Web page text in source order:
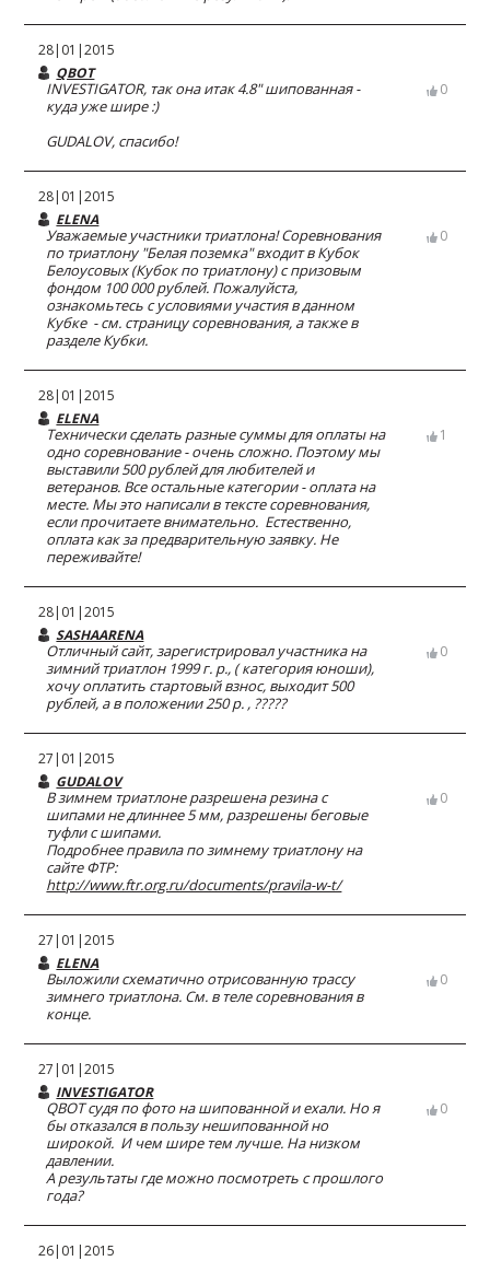
28|01|2015
QBOT
INVESTIGATOR, так она итак 4.8" шипованная -
куда уже шире :)
GUDALOV, спасибо!
0
28|01|2015
ELENA
Уважаемые участники триатлона! Соревнования
по триатлону "Белая поземка" входит в Кубок
Белоусовых (Кубок по триатлону) с призовым
фондом 100 000 рублей. Пожалуйста,
ознакомьтесь с условиями участия в данном
Кубке - см. страницу соревнования, а также в
разделе Кубки.
0
28|01|2015
ELENA
Технически сделать разные суммы для оплаты на
одно соревнование - очень сложно. Поэтому мы
выставили 500 рублей для любителей и
ветеранов. Все остальные категории - оплата на
месте. Мы это написали в тексте соревнования,
если прочитаете внимательно. Естественно,
оплата как за предварительную заявку. Не
переживайте!
1
28|01|2015
SASHAARENA
Отличный сайт, зарегистрировал участника на
зимний триатлон 1999 г. р., ( категория юноши),
хочу оплатить стартовый взнос, выходит 500
рублей, а в положении 250 р. , ?????
0
27|01|2015
GUDALOV
В зимнем триатлоне разрешена резина с
шипами не длиннее 5 мм, разрешены беговые
туфли с шипами.
Подробнее правила по зимнему триатлону на
сайте ФТР:
http://www.ftr.org.ru/documents/pravila-w-t/
0
27|01|2015
ELENA
Выложили схематично отрисованную трассу
зимнего триатлона. См. в теле соревнования в
конце.
0
27|01|2015
INVESTIGATOR
QBOT судя по фото на шипованной и ехали. Но я
бы отказался в пользу нешипованной но
широкой. И чем шире тем лучше. На низком
давлении.
А результаты где можно посмотреть с прошлого
года?
0
26|01|2015